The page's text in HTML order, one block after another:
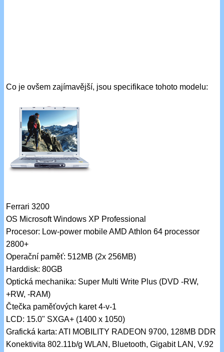
Co je ovšem zajímavější, jsou specifikace tohoto modelu:
Ferrari 3200
OS Microsoft Windows XP Professional
Procesor: Low-power mobile AMD Athlon 64 processor
2800+
Operační paměť: 512MB (2x 256MB)
Harddisk: 80GB
Optická mechanika: Super Multi Write Plus (DVD -RW,
+RW, -RAM)
Čtečka paměťových karet 4-v-1
LCD: 15.0" SXGA+ (1400 x 1050)
Grafická karta: ATI MOBILITY RADEON 9700, 128MB DDR
Konektivita 802.11b/g WLAN, Bluetooth, Gigabit LAN, V.92